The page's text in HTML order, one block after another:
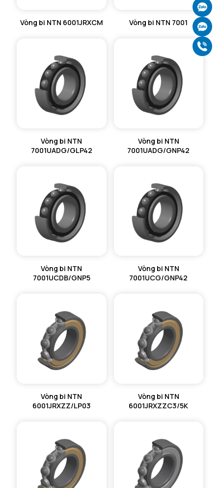
Vòng bi NTN 6001JRXCM Vòng bi NTN 7001
Vòng bi NTN
7001UADG/GLP42
Vòng bi NTN
7001UADG/GNP42
Vòng bi NTN
7001UCDB/GNP5
Vòng bi NTN
7001UCG/GNP42
Vòng bi NTN
6001JRXZZ/LP03
Vòng bi NTN
6001JRXZZC3/5K